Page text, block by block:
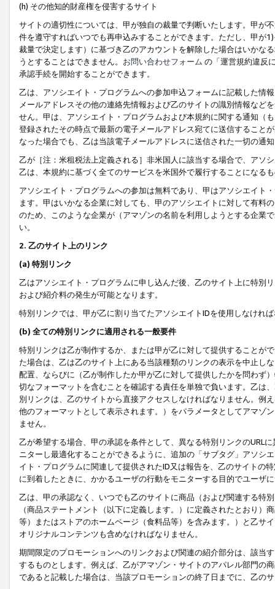
(h) その他知的財産権を侵害するサイト
サイトの適切性については、甲が独自の裁量で判断いたします。甲が
件を遵守すればいつでも再申込みすることができます。ただし、甲が
裁量で決定します）に基づき乙のアカウントを解除した場合はいかな
うとすることはできません。 お問い合わせフォーム の「運営規約違反
承認手続を開始することができます。
乙は、アソシエイト・プログラムへの参加申込フォームに記載した情
メールアドレスその他の連絡先情報および乙のサイトの識別情報など
せん。甲は、アソシエイト・プログラムおよび本規約に関する通知（
登録されたその時点で最新の電子メールアドレス宛てに送信すること
なった場合でも、乙は当該電子メールアドレスに送信された一切の通
乙が［注：米租税法上定義される］非米国人に該当する場合で、アソ
乙は、本規約に基づく全てのサービスを米国外で履行することになる
アソシエイト・プログラムへの参加は無料であり、甲はアソシエイト
ます。甲はいかなる企業に対しても、甲のアソシエイトに対して有料
のため、このような企業が（アマゾンの名前を利用しようとする企業
い。
2. 乙のサイト上のリンク
(a) 特別リンク
乙はアソシエイト・プログラムに申し込んだ後、乙のサイト上に特別
および紹介料の発生が可能となります。
特別リンクでは、甲が乙に割り当てたアソシエイトIDを使用しなけれ
(b) 全ての特別リンクに適用される一般要件
特別リンクは乙が制作するか、または甲が乙に対して提供することが
た場合は、乙は乙のサイト上にある当該種類のリンクの表示を中止し
配置、ならびに（乙が制作したか甲が乙に対して提供したかを問わず
切なフォーマットを含むことを確認する責任を単独で負います。乙は
別リンクは、乙のサイトから直接アクセスしなければなりません。例
他のフォーマットとして表示されます。）をパラメータとしてアマゾ
ません。
乙が希望する場合、甲の承認を条件として、異なる特別リンクのURL
ニターし最適化することができるように、追加の「サブタグ」アソシ
イト・プログラムに関連して提供されたID又は報告を、乙のサイトの
に到着したときに、かかるユーザの行動をモニターする目的でユーザ
乙は、甲の承認なく、いつでも乙のサイトに商品（および関連する特
（商品ステートメント（以下に定義します。）に定義されたとおり
等）またはストアのホームページ（食料品等）を含みます。）と乙サ
オリジナルコンテンツも含めなければなりません。
期間限定のプロモーションへのリンクおよび関連の紹介部分は、該当
するものとします。例えば、乙がアマゾン・サイトのアパレル部門の
であると記載した場合は、当該プロモーションの終了日までに、乙の